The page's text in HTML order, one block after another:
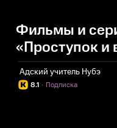
Фильмы и
«Проступок и
Адский учитель Нубэ
8.1 Подписка
·